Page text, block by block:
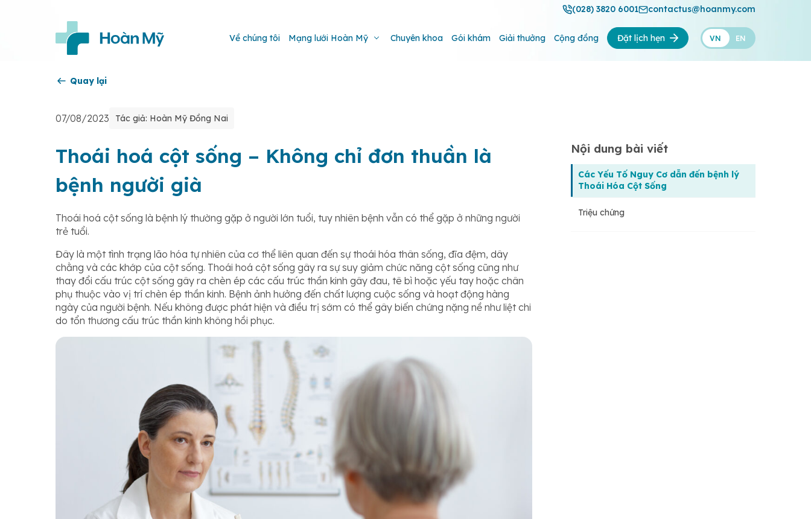
(028) 3820 6001 contactus@hoanmy.com
Về chúng tôi Mạng lưới Hoàn Mỹ Chuyên khoa Gói khám Giải thưởng Cộng đồng Đặt lịch hẹn VN EN
Quay lại
07/08/2023 Tác giả: Hoàn Mỹ Đồng Nai
Thoái hoá cột sống – Không chỉ đơn thuần là
bệnh người già
Thoái hoá cột sống là bệnh lý thường gặp ở người lớn tuổi, tuy nhiên bệnh vẫn có thể gặp ở những người
trẻ tuổi.
Đây là một tình trạng lão hóa tự nhiên của cơ thể liên quan đến sự thoái hóa thân sống, đĩa đệm, dây
chằng và các khớp của cột sống. Thoái hoá cột sống gây ra sự suy giảm chức năng cột sống cũng như
thay đổi cấu trúc cột sống gây ra chèn ép các cấu trúc thần kinh gây đau, tê bì hoặc yếu tay hoặc chân
phụ thuộc vào vị trí chèn ép thần kinh. Bệnh ảnh hưởng đến chất lượng cuộc sống và hoạt động hàng
ngày của người bệnh. Nếu không được phát hiện và điều trị sớm có thể gây biến chứng nặng nề như liệt chi
do tổn thương cấu trúc thần kinh không hồi phục.
Nội dung bài viết
Các Yếu Tố Nguy Cơ dẫn đến bệnh lý
Thoái Hóa Cột Sống
Triệu chứng